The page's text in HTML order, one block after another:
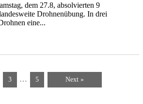
dem 27.8, absolvierten 9
Drohnenübung. In drei
eine...
3 … 5 Next »